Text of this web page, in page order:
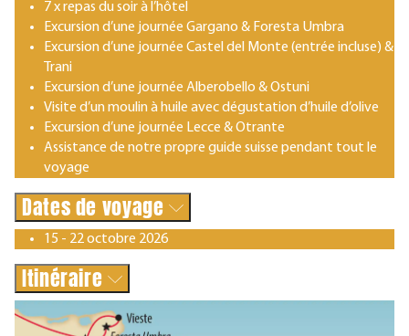
7 x repas du soir à l’hôtel
Excursion d’une journée Gargano & Foresta Umbra
Excursion d’une journée Castel del Monte (entrée incluse) &
Trani
Excursion d’une journée Alberobello & Ostuni
Visite d’un moulin à huile avec dégustation d’huile d’olive
Excursion d’une journée Lecce & Otrante
Assistance de notre propre guide suisse pendant tout le
voyage
Dates de voyage
15 - 22 octobre 2026
Itinéraire